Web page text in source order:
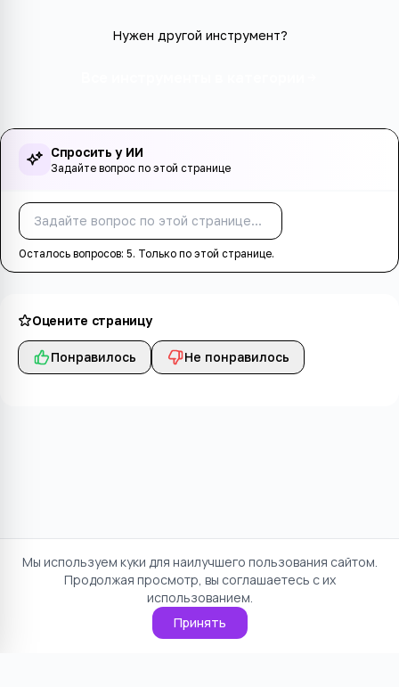
Нужен другой инструмент?
Спросить у ИИ
Задайте вопрос по этой странице
Осталось вопросов: 5. Только по этой странице.
Оцените страницу
Понравилось Не понравилось
Мы используем куки для наилучшего пользования сайтом.
Продолжая просмотр, вы соглашаетесь с их
использованием.
Принять